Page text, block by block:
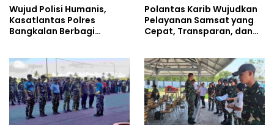
Wujud Polisi Humanis,
Kasatlantas Polres
Bangkalan Berbagi
Ahmad Ibrahim
Polantas Karib Wujudkan
Pelayanan Samsat yang
Cepat, Transparan, dan